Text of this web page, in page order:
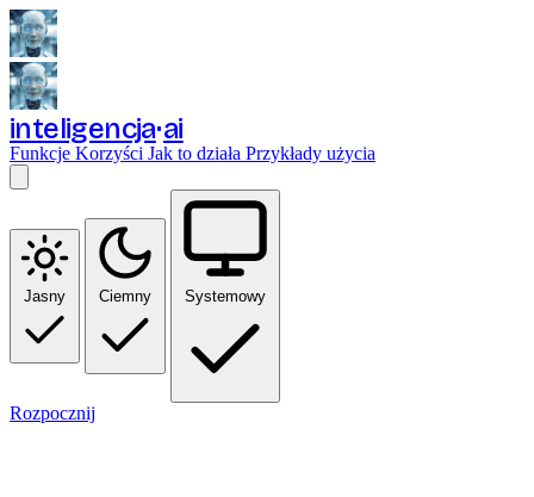
inteligencja ai
Funkcje Korzyści Jak to działa Przykłady użycia
Jasny Ciemny Systemowy
Rozpocznij